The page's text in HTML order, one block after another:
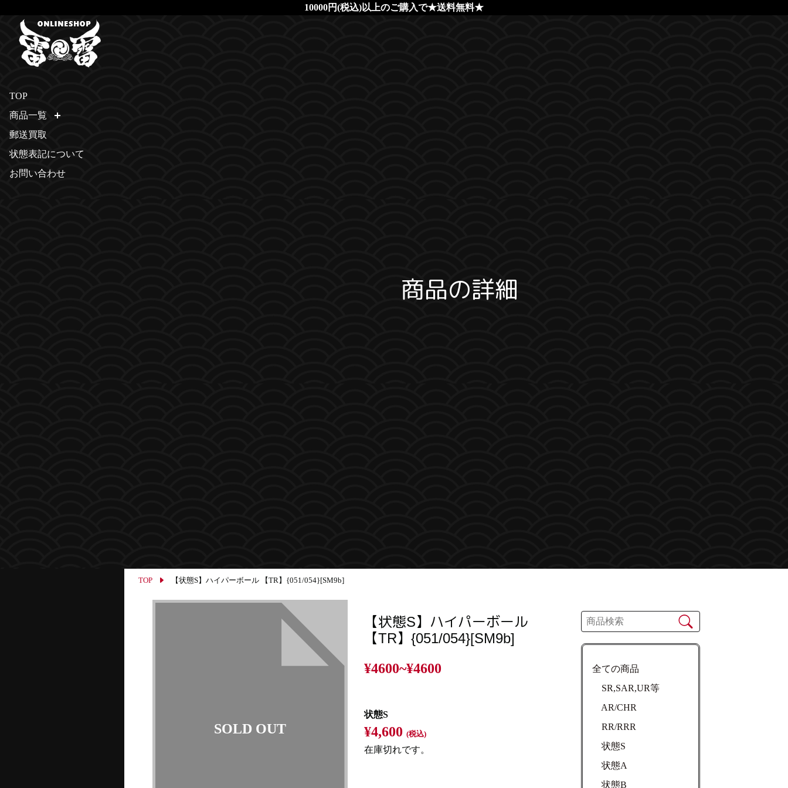
10000円(税込)以上のご購入で★送料無料★
商品の詳細
TOP 【状態S】ハイパーボール 【TR】{051/054}[SM9b]
【状態S】ハイパーボール
【TR】{051/054}[SM9b]
¥4600~¥4600
状態S
¥4,600(税込)
在庫切れです。
全ての商品
SR,SAR,UR等
AR/CHR
RR/RRR
状態S
状態A
状態B
TOP
商品一覧
郵送買取
状態表記について
お問い合わせ